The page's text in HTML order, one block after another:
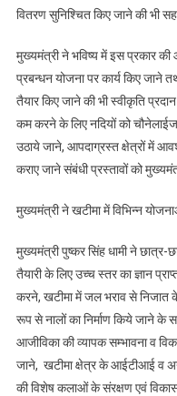
वितरण सुनिश्चित किए जाने की भी
मुख्यमंत्री ने भविष्य में इस प्रकार की
प्रबन्धन योजना पर कार्य किए जाने
तैयार किए जाने की भी स्वीकृति
कम करने के लिए नदियों को
उठाये जाने, आपदाग्रस्त क्षेत्रों में
कराए जाने संबंधी प्रस्तावों को
मुख्यमंत्री ने खटीमा में विभिन्न
मुख्यमंत्री पुष्कर सिंह धामी ने छात्र-
तैयारी के लिए उच्च स्तर का ज्ञान
करने, खटीमा में जल भराव से निजात
रूप से नालों का निर्माण किये जाने के
आजीविका की व्यापक सम्भावना व
जाने, खटीमा क्षेत्र के आईटीआई व
की विशेष कलाओं के संरक्षण एवं